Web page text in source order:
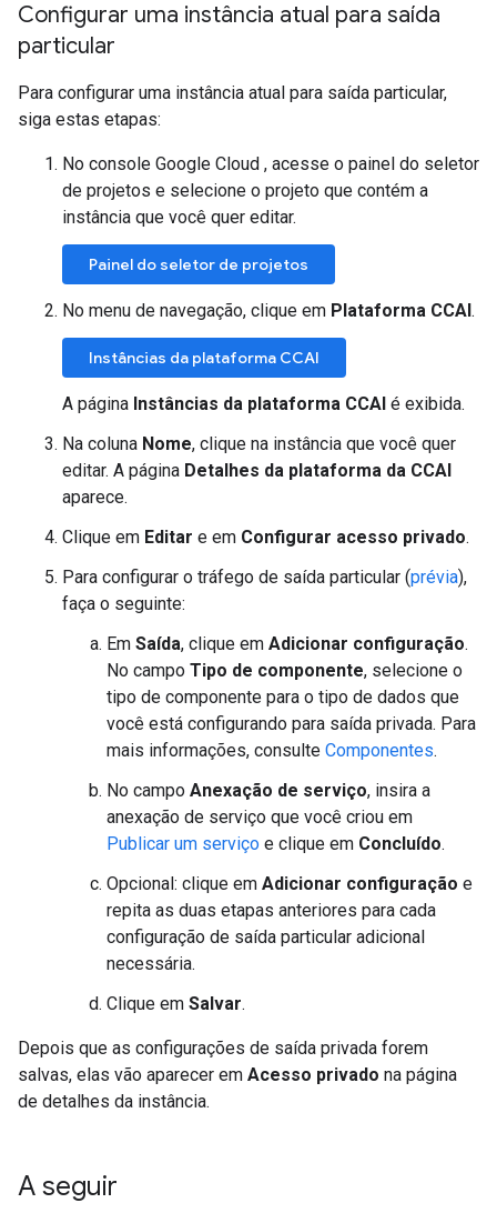
Configurar uma instância atual para saída
particular
Para configurar uma instância atual para saída particular,
siga estas etapas:
No console Google Cloud , acesse o painel do seletor
de projetos e selecione o projeto que contém a
instância que você quer editar.
Painel do seletor de projetos
No menu de navegação, clique em Plataforma CCAI.
Instâncias da plataforma CCAI
A página Instâncias da plataforma CCAI é exibida.
Na coluna Nome, clique na instância que você quer
editar. A página Detalhes da plataforma da CCAI
aparece.
Clique em Editar e em Configurar acesso privado.
Para configurar o tráfego de saída particular (prévia),
faça o seguinte:
Em Saída, clique em Adicionar configuração.
No campo Tipo de componente, selecione o
tipo de componente para o tipo de dados que
você está configurando para saída privada. Para
mais informações, consulte Componentes.
No campo Anexação de serviço, insira a
anexação de serviço que você criou em
Publicar um serviço e clique em Concluído.
Opcional: clique em Adicionar configuração e
repita as duas etapas anteriores para cada
configuração de saída particular adicional
necessária.
Clique em Salvar.
Depois que as configurações de saída privada forem
salvas, elas vão aparecer em Acesso privado na página
de detalhes da instância.
A seguir